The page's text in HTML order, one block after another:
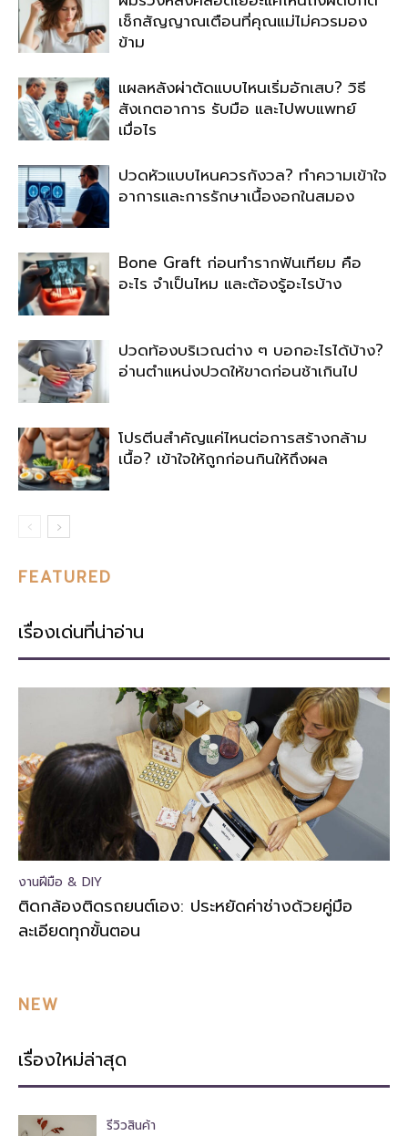
เช็กสัญญาณเตือนที่คุณแม่ไม่ควรมอง
ข้าม
แผลหลังผ่าตัดแบบไหนเริ่มอักเสบ? วิธี
สังเกตอาการ รับมือ และไปพบแพทย์
เมื่อไร
ปวดหัวแบบไหนควรกังวล? ทำความเข้าใจ
อาการและการรักษาเนื้องอกในสมอง
Bone Graft ก่อนทำรากฟันเทียม คือ
อะไร จำเป็นไหม และต้องรู้อะไรบ้าง
ปวดท้องบริเวณต่าง ๆ บอกอะไรได้บ้าง?
อ่านตำแหน่งปวดให้ขาดก่อนช้าเกินไป
โปรตีนสำคัญแค่ไหนต่อการสร้างกล้าม
เนื้อ? เข้าใจให้ถูกก่อนกินให้ถึงผล
FEATURED
เรื่องเด่นที่น่าอ่าน
งานฝีมือ & DIY
ติดกล้องติดรถยนต์เอง: ประหยัดค่าช่างด้วยคู่มือ
ละเอียดทุกขั้นตอน
NEW
เรื่องใหม่ล่าสุด
รีวิวสินค้า